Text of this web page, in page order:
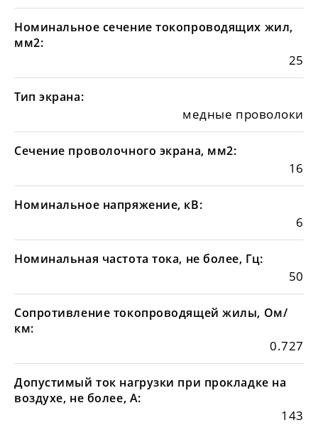
Номинальное сечение токопроводящих жил,
мм2:
25
Тип экрана:
медные проволоки
Сечение проволочного экрана, мм2:
16
Номинальное напряжение, кВ:
6
Номинальная частота тока, не более, Гц:
50
Сопротивление токопроводящей жилы, Ом/
км:
0.727
Допустимый ток нагрузки при прокладке на
воздухе, не более, А:
143